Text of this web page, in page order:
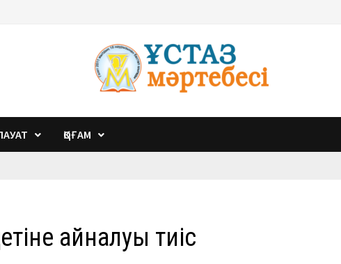
ҚОҒАМ
айналуы тиіс